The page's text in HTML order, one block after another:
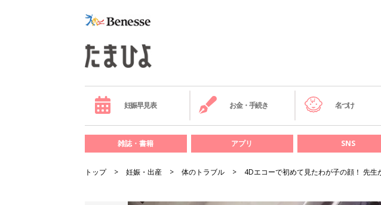
妊娠早見表 お金・手続き 名づけ
雑誌・書籍 アプリ SNS
トップ 妊娠・出産 体のトラブル 4Dエコーで初めて見たわが子の顔！ 先生